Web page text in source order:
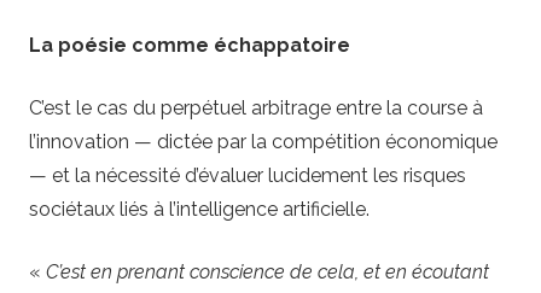
La poésie comme échappatoire
C’est le cas du perpétuel arbitrage entre la course à
l’innovation — dictée par la compétition économique
— et la nécessité d’évaluer lucidement les risques
sociétaux liés à l’intelligence artificielle.
« C’est en prenant conscience de cela, et en écoutant